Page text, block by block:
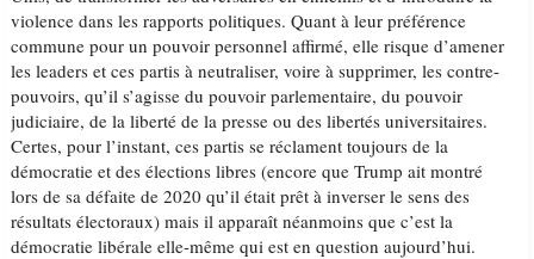
violence dans les rapports politiques. Quant à leur préférence
commune pour un pouvoir personnel affirmé, elle risque d’amener
les leaders et ces partis à neutraliser, voire à supprimer, les contre-
pouvoirs, qu’il s’agisse du pouvoir parlementaire, du pouvoir
judiciaire, de la liberté de la presse ou des libertés universitaires.
Certes, pour l’instant, ces partis se réclament toujours de la
démocratie et des élections libres (encore que Trump ait montré
lors de sa défaite de 2020 qu’il était prêt à inverser le sens des
résultats électoraux) mais il apparaît néanmoins que c’est la
démocratie libérale elle-même qui est en question aujourd’hui.